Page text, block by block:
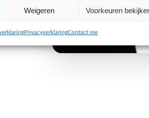
Weigeren Voorkeuren
PrivacyverklaringContact me